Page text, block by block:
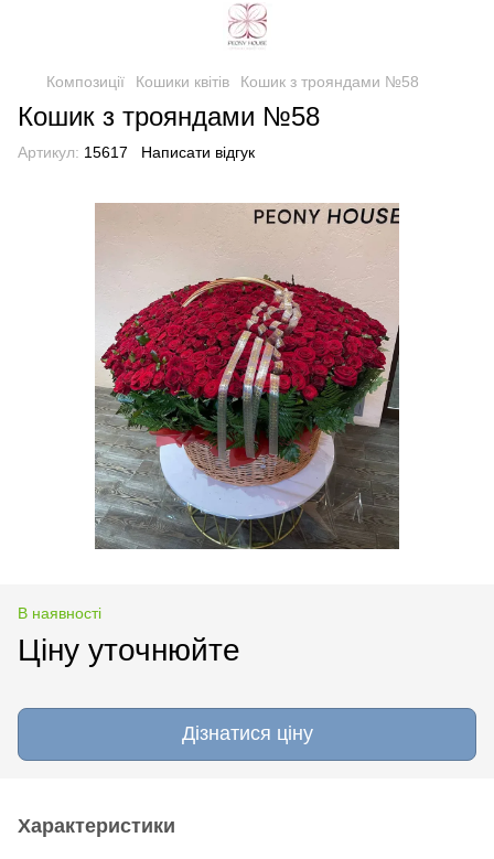
Композиції Кошики квітів Кошик з трояндами №58
Кошик з трояндами №58
Артикул: 15617 Написати відгук
В наявності
Ціну уточнюйте
Дізнатися ціну
Характеристики